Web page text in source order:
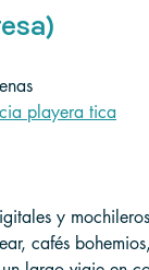
playera tica
y
cafés